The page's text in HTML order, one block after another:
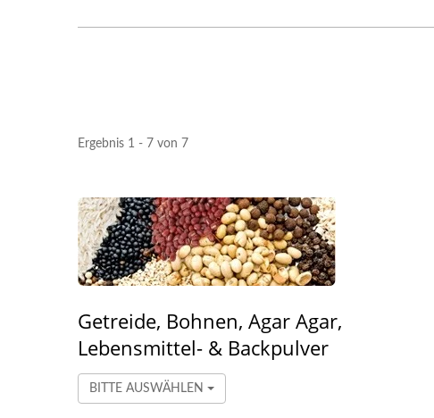
Ergebnis 1 - 7 von 7
Getreide, Bohnen, Agar Agar,
Lebensmittel- & Backpulver
BITTE AUSWÄHLEN